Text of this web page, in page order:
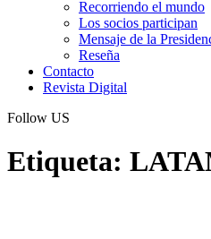
Recorriendo el mundo
Los socios participan
Mensaje de la
Reseña
Contacto
Revista Digital
Follow US
Etiqueta: